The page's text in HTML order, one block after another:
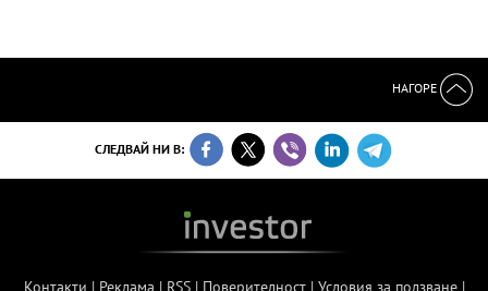
НАГОРЕ
СЛЕДВАЙ НИ В:
Контакти | Реклама | RSS| Поверителност| Условия за ползване|